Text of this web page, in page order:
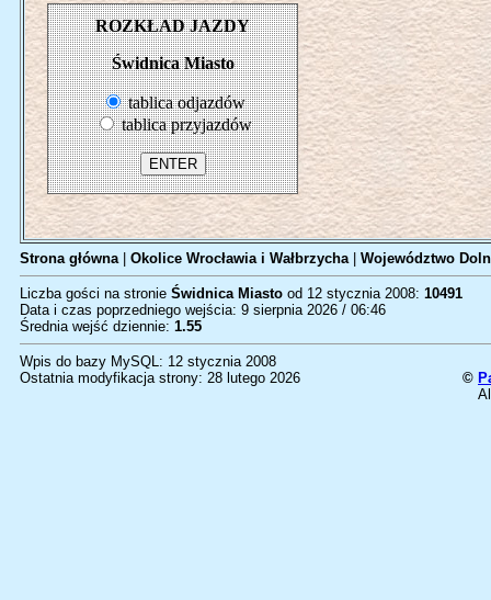
ROZKŁAD JAZDY
Świdnica Miasto
tablica odjazdów
tablica przyjazdów
Strona główna| Okolice Wrocławia i Wałbrzycha| Województwo
Liczba gości na stronie Świdnica Miasto od 12 stycznia 2008: 10491
Data i czas poprzedniego wejścia: 9 sierpnia 2026 / 06:46
Średnia wejść dziennie: 1.55
Wpis do bazy MySQL: 12 stycznia 2008
Ostatnia modyfikacja strony: 28 lutego 2026
©